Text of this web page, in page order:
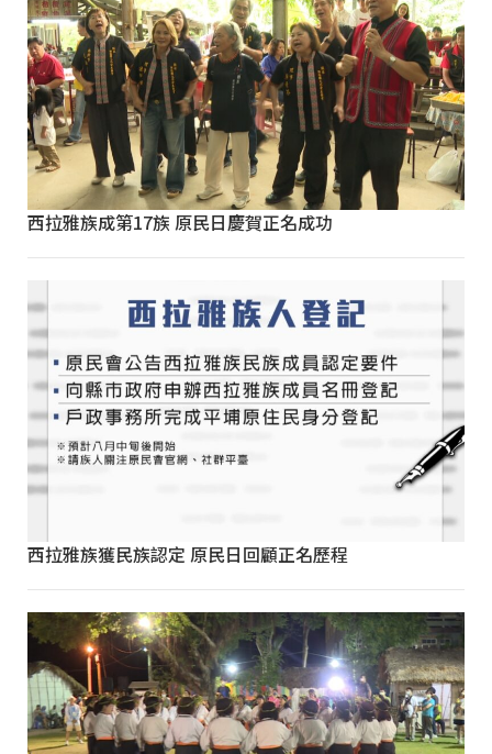
西拉雅族成第17族 原民日慶賀正名成功
西拉雅族獲民族認定 原民日回顧正名歷程